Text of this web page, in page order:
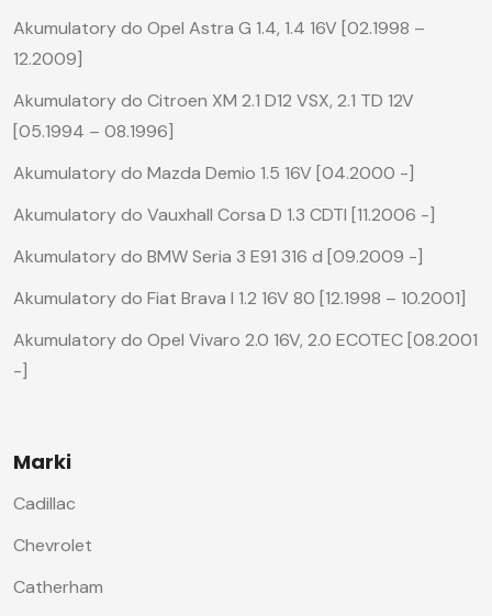
Akumulatory do Opel Astra G 1.4, 1.4 16V [02.1998 –
12.2009]
Akumulatory do Citroen XM 2.1 D12 VSX, 2.1 TD 12V
[05.1994 – 08.1996]
Akumulatory do Mazda Demio 1.5 16V [04.2000 -]
Akumulatory do Vauxhall Corsa D 1.3 CDTI [11.2006 -]
Akumulatory do BMW Seria 3 E91 316 d [09.2009 -]
Akumulatory do Fiat Brava I 1.2 16V 80 [12.1998 – 10.2001]
Akumulatory do Opel Vivaro 2.0 16V, 2.0 ECOTEC [08.2001
-]
Marki
Cadillac
Chevrolet
Catherham